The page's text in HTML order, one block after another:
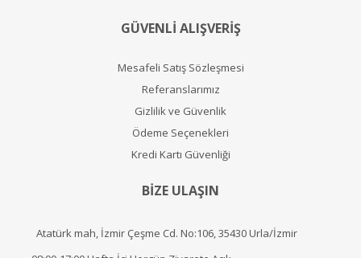
GÜVENLİ ALIŞVERİŞ
Mesafeli Satış Sözleşmesi
Referanslarımız
Gizlilik ve Güvenlik
Ödeme Seçenekleri
Kredi Kartı Güvenliği
BİZE ULAŞIN
Atatürk mah, İzmir Çeşme Cd. No:106, 35430 Urla/İzmir